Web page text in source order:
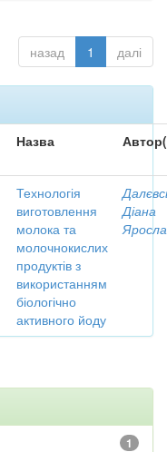
назад 1 далі
Назва
Технологія
виготовлення
молока та
молочнокислих
продуктів з
використанням
біологічно
активного йоду
Діана
1